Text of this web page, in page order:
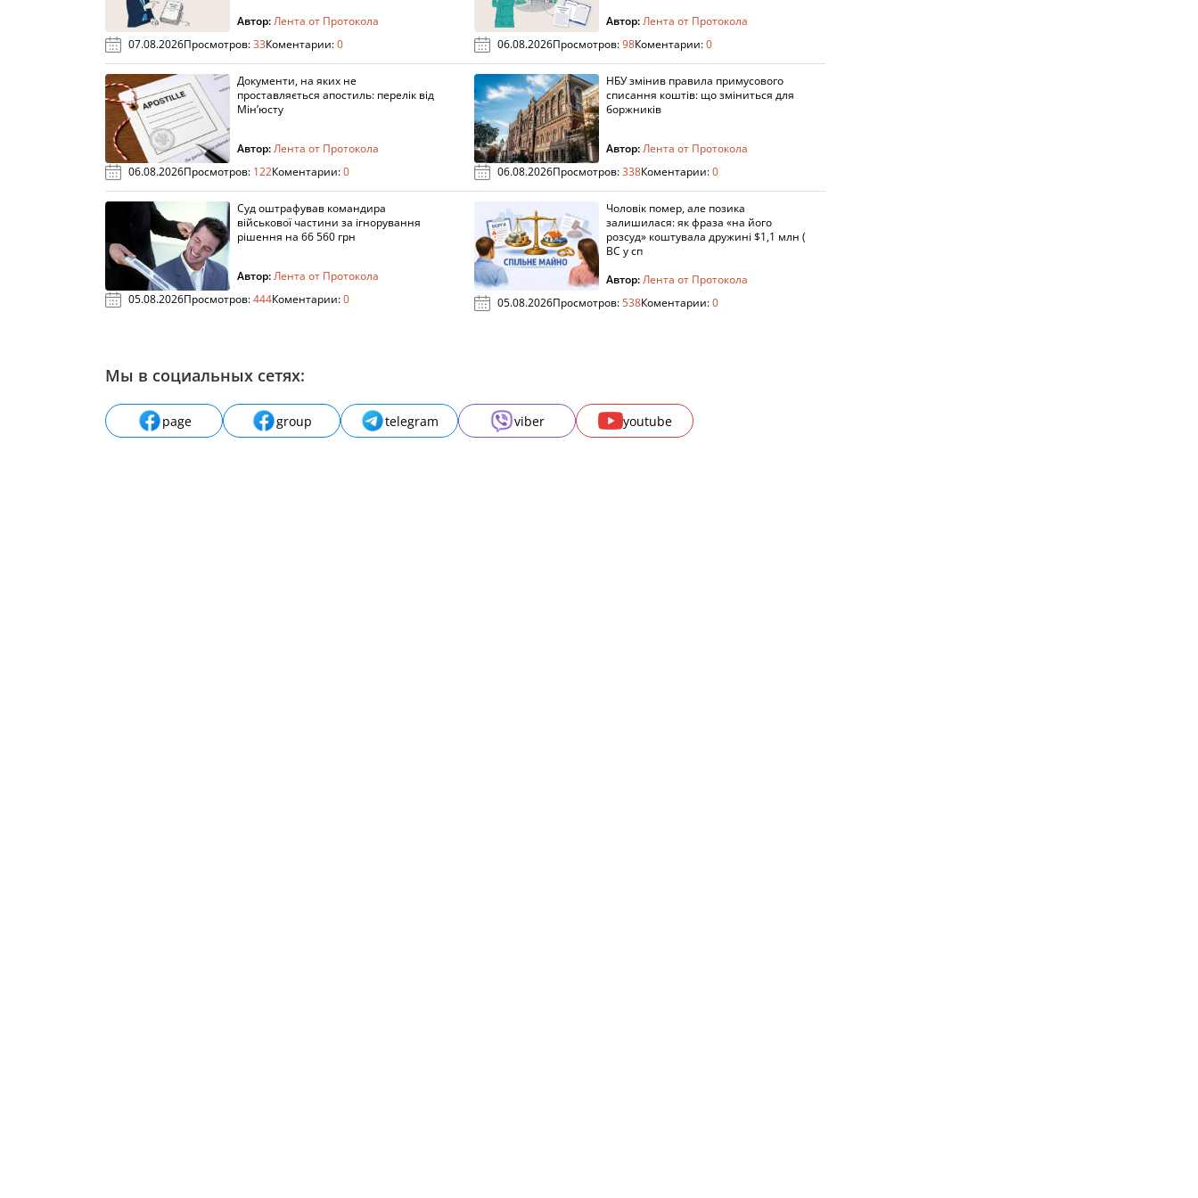
Автор:Лента от Протокола
07.08.2026Просмотров:33Коментарии:0
Автор:Лента от Протокола
06.08.2026Просмотров:98Коментарии:0
Документи, на яких не
проставляється апостиль: перелік від
Мін’юсту
Автор:Лента от Протокола
06.08.2026Просмотров: 122Коментарии:0
НБУ змінив правила примусового
списання коштів: що зміниться для
боржників
Автор:Лента от Протокола
06.08.2026Просмотров:338Коментарии:0
Суд оштрафував командира
військової частини за ігнорування
рішення на 66 560 грн
Автор:Лента от Протокола
05.08.2026Просмотров:444Коментарии:0
Чоловік помер, але позика
залишилася: як фраза «на його
розсуд» коштувала дружині $1,1 млн (
ВС у сп
Автор:Лента от Протокола
05.08.2026Просмотров:538Коментарии:0
Мы в социальных сетях:
page group telegram viber youtube